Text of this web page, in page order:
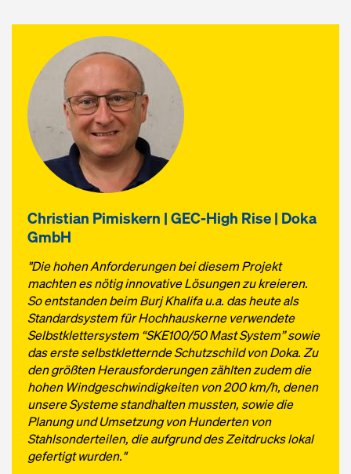
Christian Pimiskern | GEC-High Rise | Doka
GmbH
"Die hohen Anforderungen bei diesem Projekt
machten es nötig innovative Lösungen zu kreieren.
So entstanden beim Burj Khalifa u.a. das heute als
Standardsystem für Hochhauskerne verwendete
Selbstklettersystem “SKE100/50 Mast System” sowie
das erste selbstkletternde Schutzschild von Doka. Zu
den größten Herausforderungen zählten zudem die
hohen Windgeschwindigkeiten von 200 km/h, denen
unsere Systeme standhalten mussten, sowie die
Planung und Umsetzung von Hunderten von
Stahlsonderteilen, die aufgrund des Zeitdrucks lokal
gefertigt wurden."